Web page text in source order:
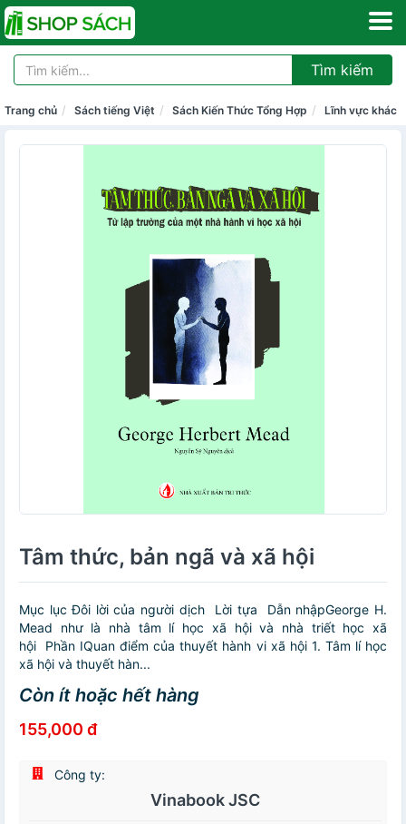
Tìm kiếm
Trang chủ Sách tiếng Việt Sách Kiến Thức Tổng Hợp Lĩnh vực khác
Tâm thức, bản ngã và xã hội
Mục lục Đôi lời của người dịch Lời tựa Dẫn nhậpGeorge H.
Mead như là nhà tâm lí học xã hội và nhà triết học xã
hội Phần IQuan điểm của thuyết hành vi xã hội 1. Tâm lí học
xã hội và thuyết hàn...
Còn ít hoặc hết hàng
155,000 đ
Công ty:
Vinabook JSC